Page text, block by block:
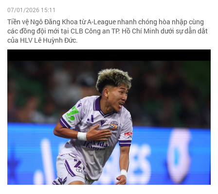
07/01/2026 15:11
Tiền vệ Ngô Đăng Khoa từ A-League nhanh chóng hòa nhập cùng
các đồng đội mới tại CLB Công an TP. Hồ Chí Minh dưới sự dẫn dắt
của HLV Lê Huỳnh Đức.